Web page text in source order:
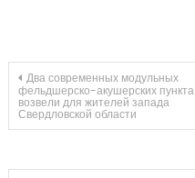
Навигация
по
записям
Два современных модульных
фельдшерско-акушерских пункта
возвели для жителей запада
Свердловской области